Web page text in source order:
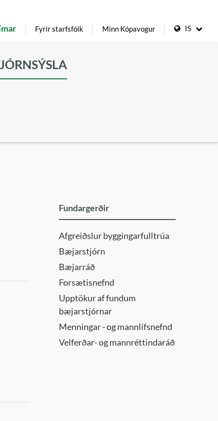
Fyrir starfsfólk Minn Kópavogur IS
Fundargerðir
Afgreiðslur byggingarfulltrúa
Bæjarstjórn
Bæjarráð
Forsætisnefnd
Upptökur af fundum
bæjarstjórnar
Menningar - og mannlífsnefnd
Velferðar- og mannréttindaráð